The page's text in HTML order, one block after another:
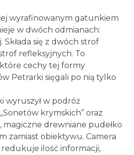
wyrafinowanym gatunkiem
w dwóch odmianach:
Składa się z dwóch strof
refleksyjnych. To
cechy tej formy
Petrarki sięgali po nią tylko
wyruszył w podróż
krymskich” oraz
magiczne drewniane pudełko
zamiast obiektywu. Camera
ilość informacji,